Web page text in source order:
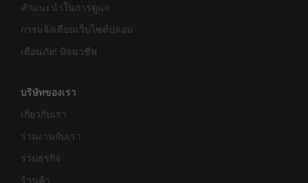
คำแนะนำในการดูแล
การแจ้งเตือนเว็บไซต์ปลอม
เตือนภัย! มิจฉาชีพ
บริษัทของเรา
เกี่ยวกับเรา
ร่วมงานกับเรา
ร่วมธุรกิจ
ร้านค้า